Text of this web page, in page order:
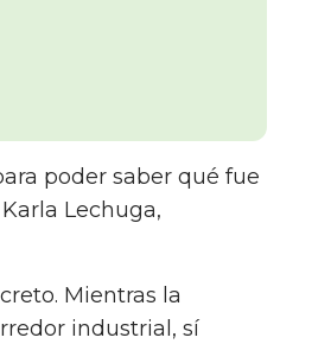
poder saber qué fue
Lechuga,
Mientras la
industrial, sí